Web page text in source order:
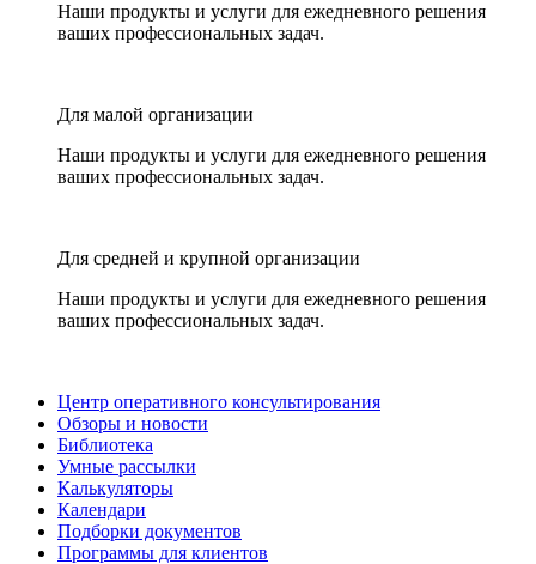
Наши продукты и услуги для ежедневного решения
ваших профессиональных задач.
Для малой организации
Наши продукты и услуги для ежедневного решения
ваших профессиональных задач.
Для средней и крупной организации
Наши продукты и услуги для ежедневного решения
ваших профессиональных задач.
Центр оперативного консультирования
Обзоры и новости
Библиотека
Умные рассылки
Калькуляторы
Календари
Подборки документов
Программы для клиентов